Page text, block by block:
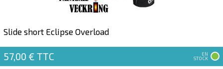
Slide short Eclipse Overload
57,00 € TTC EN
STOCK